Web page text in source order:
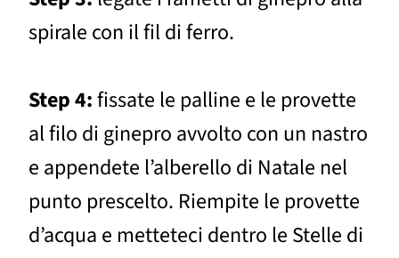
spirale con il fil di ferro.
Step 4:fissate le palline e le provette
al filo di ginepro avvolto con un nastro
e appendete l’alberello di Natale nel
punto prescelto. Riempite le provette
d’acqua e metteteci dentro le Stelle di